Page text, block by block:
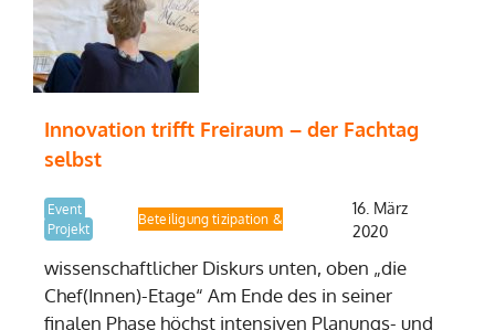
Innovation trifft Freiraum – der Fachtag
selbst
Event
Projekt
Fachtag Partizipation & Beteiligung
16. März
2020
wissenschaftlicher Diskurs unten, oben „die
Chef(Innen)-Etage“ Am Ende des in seiner
finalen Phase höchst intensiven Planungs- und